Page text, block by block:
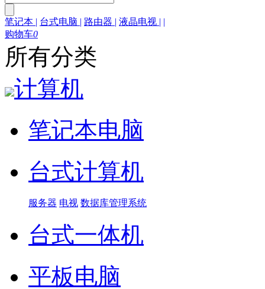
笔记本 | 台式电脑 | 路由器 | 液晶电视 | |
购物车0
所有分类
计算机
笔记本电脑
台式计算机
服务器 电视 数据库管理系统
台式一体机
平板电脑